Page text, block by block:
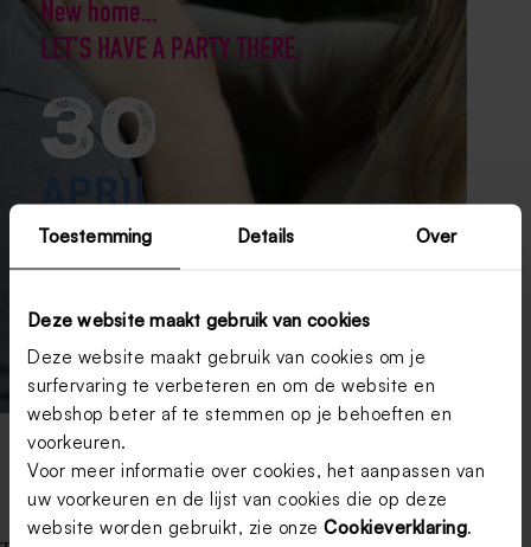
Toestemming Details Over
Deze website maakt gebruik van cookies
Deze website maakt gebruik van cookies om je
surfervaring te verbeteren en om de website en
webshop beter af te stemmen op je behoeften en
voorkeuren.
Voor meer informatie over cookies, het aanpassen van
uw voorkeuren en de lijst van cookies die op deze
website worden gebruikt, zie onze Cookieverklaring.
Kaart Tadaaz: TA1327-1500026-15